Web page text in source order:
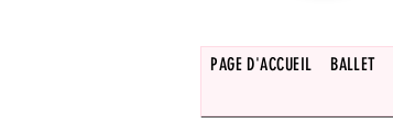
PAGE D'ACCUEIL BALLET